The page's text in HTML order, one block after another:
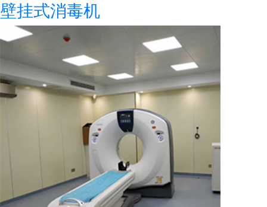
壁挂式消毒机